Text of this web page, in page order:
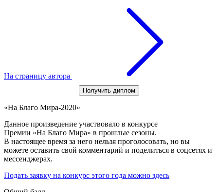
На страницу автора
Получить диплом
«На Благо Мира-2020»
Данное произведение участвовало в конкурсе
Премии «На Благо Мира» в прошлые сезоны.
В настоящее время за него нельзя проголосовать, но вы
можете оставить свой комментарий и поделиться в соцсетях и
мессенджерах.
Подать заявку на конкурс этого года можно здесь